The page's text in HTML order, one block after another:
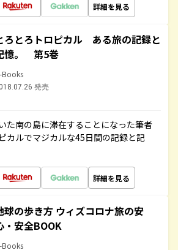
詳細を見る
ろとろトロピカル ある旅の記録と
憶。 第5巻
Books
発売
た南の島に滞在することになった筆者
カルでマジカルな45日間の記録と記
詳細を見る
球の歩き方 ウィズコロナ旅の安
・安全BOOK
Books